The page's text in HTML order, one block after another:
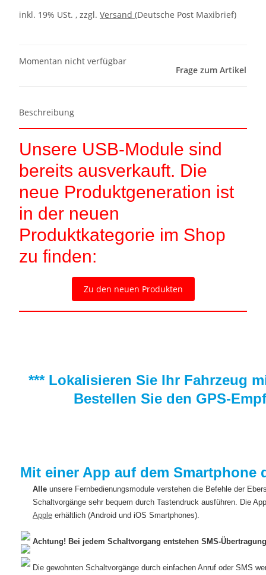
inkl. 19% USt. , zzgl. Versand (Deutsche Post Maxibrief)
Momentan nicht verfügbar
Frage zum Artikel
Beschreibung
Unsere USB-Module sind
bereits ausverkauft. Die
neue Produktgeneration ist
in der neuen
Produktkategorie im Shop
zu finden:
Zu den neuen Produkten
*** Lokalisieren Sie Ihr Fahrzeug
Bestellen Sie den GPS-
Mit einer App auf dem Smartphone
Alle unsere Fernbedienungsmodule verstehen die Befehle der
Schaltvorgänge sehr bequem durch Tastendruck ausführen. Die
Apple erhältlich (Android und iOS Smartphones).
Achtung! Bei jedem Schaltvorgang entstehen SMS-
Die gewohnten Schaltvorgänge durch einfachen Anruf oder SMS